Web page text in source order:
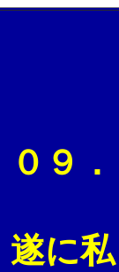
．１
私も